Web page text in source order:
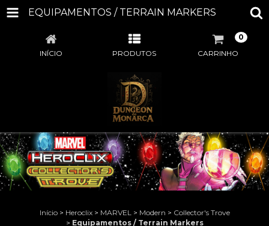
EQUIPAMENTOS / TERRAIN MARKERS
INÍCIO PRODUTOS CARRINHO
0
Início > Heroclix > MARVEL > Modern > Collector's Trove
> Equipamentos / Terrain Markers